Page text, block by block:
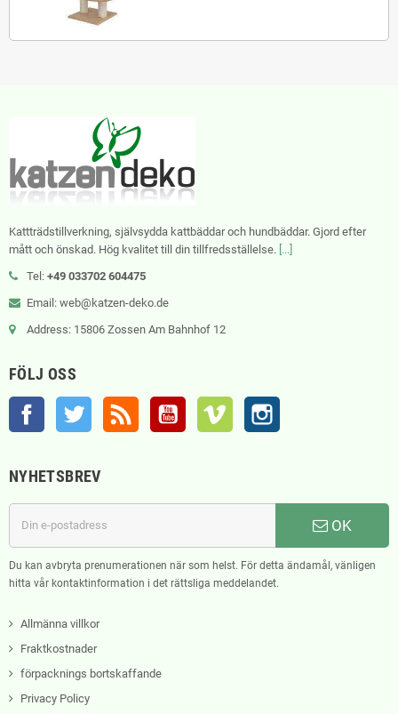
Kattträdstillverkning, självsydda kattbäddar och hundbäddar. Gjord efter
mått och önskad. Hög kvalitet till din tillfredsställelse. [...]
Tel: +49 033702 604475
Email: web@katzen-deko.de
Address: 15806 Zossen Am Bahnhof 12
FÖLJ OSS
Facebook Twitter RSS YouTube Vimeo
NYHETSBREV
OK
Du kan avbryta prenumerationen när som helst. För detta ändamål, vänligen
hitta vår kontaktinformation i det rättsliga meddelandet.
Allmänna villkor
Fraktkostnader
förpacknings bortskaffande
Privacy Policy